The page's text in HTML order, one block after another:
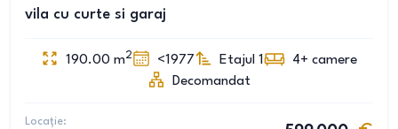
vila cu curte si garaj
190.00 m2 <1977 Etajul 1 4+ camere
Decomandat
Locație: